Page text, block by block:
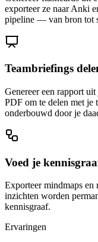
exporteer ze naar Anki
pipeline — van bron tot
Teambriefings
Genereer een rapport
PDF om te delen met je
onderbouwd door je
Voed je
Exporteer mindmaps en
inzichten worden
kennisgraaf.
Ervaringen